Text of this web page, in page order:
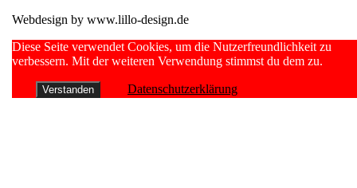
Webdesign by www.lillo-design.de
Scroll
Up
Diese Seite verwendet Cookies, um die Nutzerfreundlichkeit zu
verbessern. Mit der weiteren Verwendung stimmst du dem zu.
Verstanden Datenschutzerklärung